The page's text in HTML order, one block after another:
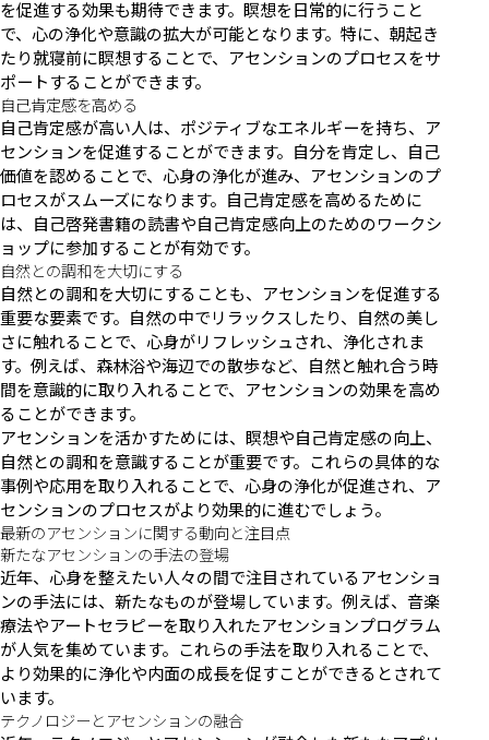
を促進する効果も期待できます。瞑想を日常的に行うこと
で、心の浄化や意識の拡大が可能となります。特に、朝起き
たり就寝前に瞑想することで、アセンションのプロセスをサ
ポートすることができます。
自己肯定感を高める
自己肯定感が高い人は、ポジティブなエネルギーを持ち、ア
センションを促進することができます。自分を肯定し、自己
価値を認めることで、心身の浄化が進み、アセンションのプ
ロセスがスムーズになります。自己肯定感を高めるために
は、自己啓発書籍の読書や自己肯定感向上のためのワークシ
ョップに参加することが有効です。
自然との調和を大切にする
自然との調和を大切にすることも、アセンションを促進する
重要な要素です。自然の中でリラックスしたり、自然の美し
さに触れることで、心身がリフレッシュされ、浄化されま
す。例えば、森林浴や海辺での散歩など、自然と触れ合う時
間を意識的に取り入れることで、アセンションの効果を高め
ることができます。
アセンションを活かすためには、瞑想や自己肯定感の向上、
自然との調和を意識することが重要です。これらの具体的な
事例や応用を取り入れることで、心身の浄化が促進され、ア
センションのプロセスがより効果的に進むでしょう。
最新のアセンションに関する動向と注目点
新たなアセンションの手法の登場
近年、心身を整えたい人々の間で注目されているアセンショ
ンの手法には、新たなものが登場しています。例えば、音楽
療法やアートセラピーを取り入れたアセンションプログラム
が人気を集めています。これらの手法を取り入れることで、
より効果的に浄化や内面の成長を促すことができるとされて
います。
テクノロジーとアセンションの融合